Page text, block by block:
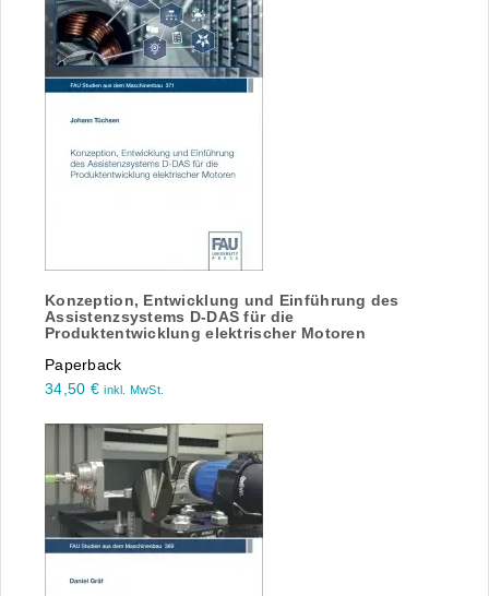
Konzeption, Entwicklung und Einführung des
Assistenzsystems D-DAS für die
Produktentwicklung elektrischer Motoren
Paperback
34,50 € inkl. MwSt.